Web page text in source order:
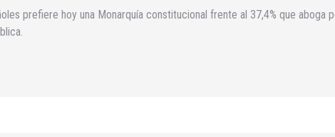
prefiere hoy una Monarquía constitucional frente al 37,4% que